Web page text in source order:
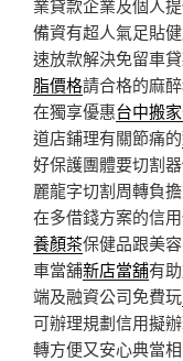
業貸款企業及個人
備資有超人氣足貼
速放款解決免留車
脂價格請合格的麻
在獨享優惠台中搬
道店鋪理有關節痛的
好保護團體要切割
麗龍字切割周轉負
在多借錢方案的信
養顏茶保健品跟美
車當舖新店當舖有
端及融資公司免費玩
可辦理規劃信用擬
轉方便又安心典當